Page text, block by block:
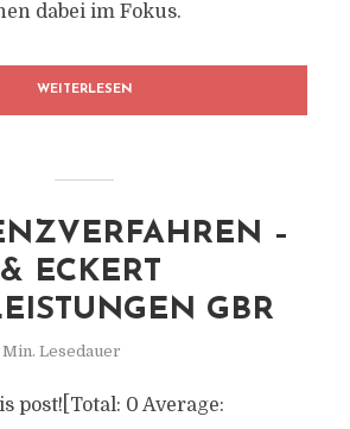
dabei im Fokus.
WEITERLESEN
–
ECKERT
GBR
Min. Lesedauer
post![Total: 0 Average: